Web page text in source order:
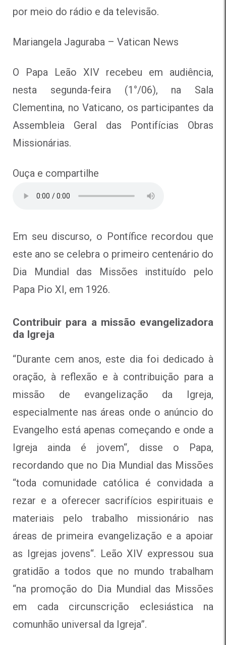
por meio do rádio e da televisão.
Mariangela Jaguraba – Vatican News
O Papa Leão XIV recebeu em audiência,
nesta segunda-feira (1°/06), na Sala
Clementina, no Vaticano, os participantes da
Assembleia Geral das Pontifícias Obras
Missionárias.
Ouça e compartilhe
Em seu discurso, o Pontífice recordou que
este ano se celebra o primeiro centenário do
Dia Mundial das Missões instituído pelo
Papa Pio XI, em 1926.
Contribuir para a missão evangelizadora
da Igreja
“Durante cem anos, este dia foi dedicado à
oração, à reflexão e à contribuição para a
missão de evangelização da Igreja,
especialmente nas áreas onde o anúncio do
Evangelho está apenas começando e onde a
Igreja ainda é jovem“, disse o Papa,
recordando que no Dia Mundial das Missões
“toda comunidade católica é convidada a
rezar e a oferecer sacrifícios espirituais e
materiais pelo trabalho missionário nas
áreas de primeira evangelização e a apoiar
as Igrejas jovens“. Leão XIV expressou sua
gratidão a todos que no mundo trabalham
“na promoção do Dia Mundial das Missões
em cada circunscrição eclesiástica na
comunhão universal da Igreja”.